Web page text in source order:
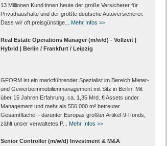
13 Millionen Kund:innen heute der große Versicherer für
Privathaushalte und der größte deutsche Autoversicherer.
Dass wir oft preisgünstige...
Mehr Infos >>
Real Estate Operations Manager (m/w/d) - Vollzeit |
Hybrid | Berlin / Frankfurt / Leipzig
GFORM ist ein marktführender Spezialist im Bereich Mieter-
und Gewerbeimmobilienmanagement mit Sitz in Berlin. Mit
über 15 Jahren Erfahrung, ca. 1,35 Mrd. € Assets under
Management und mehr als 550.000 m² betreuter
Gesamtfläche – darunter Europas größter Artikel-9-Fonds,
zählt unser verwaltetes P...
Mehr Infos >>
Senior Controller (m/w/d) Investment & M&A